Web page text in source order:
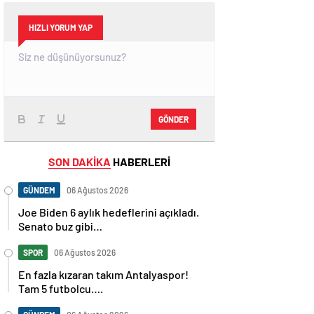
HIZLI YORUM YAP
GÖNDER
SON DAKİKA HABERLERİ
GÜNDEM 06 Ağustos 2026
Joe Biden 6 aylık hedeflerini açıkladı.
Senato buz gibi…
SPOR 06 Ağustos 2026
En fazla kızaran takım Antalyaspor!
Tam 5 futbolcu….